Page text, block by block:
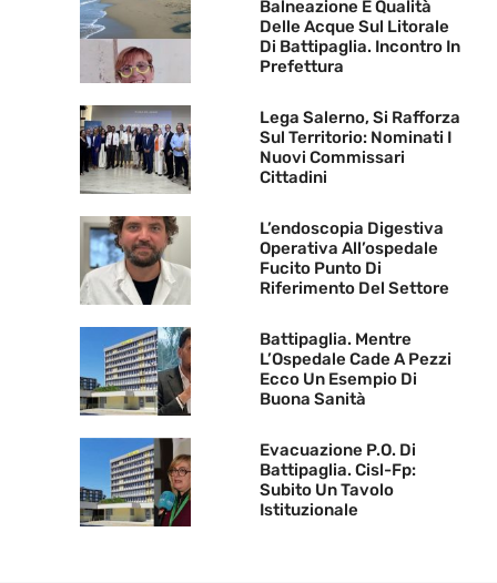
Balneazione E Qualità
Delle Acque Sul Litorale
Di Battipaglia. Incontro In
Prefettura
Lega Salerno, Si Rafforza
Sul Territorio: Nominati I
Nuovi Commissari
Cittadini
L’endoscopia Digestiva
Operativa All’ospedale
Fucito Punto Di
Riferimento Del Settore
Battipaglia. Mentre
L’Ospedale Cade A Pezzi
Ecco Un Esempio Di
Buona Sanità
Evacuazione P.O. Di
Battipaglia. Cisl-Fp:
Subito Un Tavolo
Istituzionale